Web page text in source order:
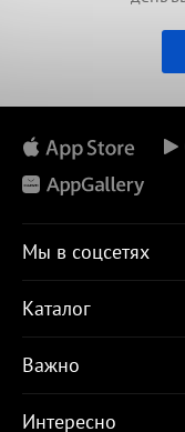
Мы в соцсетях
Каталог
Важно
Интересно